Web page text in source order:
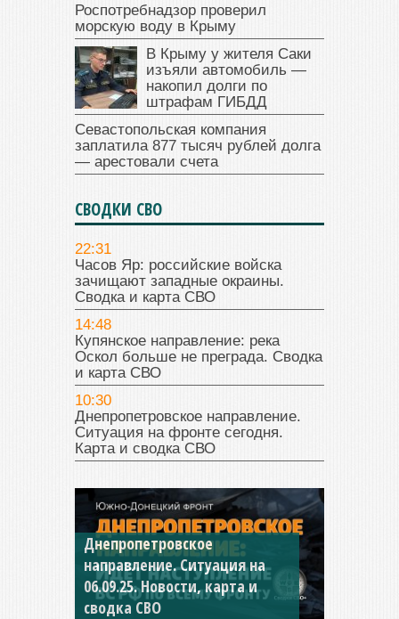
Роспотребнадзор проверил
морскую воду в Крыму
В Крыму у жителя Саки
изъяли автомобиль —
накопил долги по
штрафам ГИБДД
Севастопольская компания
заплатила 877 тысяч рублей долга
— арестовали счета
СВОДКИ СВО
22:31
Часов Яр: российские войска
зачищают западные окраины.
Сводка и карта СВО
14:48
Купянское направление: река
Оскол больше не преграда. Сводка
и карта СВО
10:30
Днепропетровское направление.
Ситуация на фронте сегодня.
Карта и сводка СВО
Днепропетровское
направление. Ситуация на
06.09.25. Новости, карта и
сводка СВО
Константиновское
направление. Ситуация на
04.09.25 Новости, карта и
сводка СВО